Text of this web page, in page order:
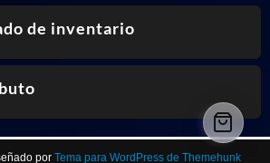
de inventario
por Tema para WordPress de Themehunk